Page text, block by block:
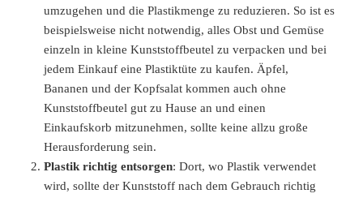
umzugehen und die Plastikmenge zu reduzieren. So ist es
beispielsweise nicht notwendig, alles Obst und Gemüse
einzeln in kleine Kunststoffbeutel zu verpacken und bei
jedem Einkauf eine Plastiktüte zu kaufen. Äpfel,
Bananen und der Kopfsalat kommen auch ohne
Kunststoffbeutel gut zu Hause an und einen
Einkaufskorb mitzunehmen, sollte keine allzu große
Herausforderung sein.
Plastik richtig entsorgen: Dort, wo Plastik verwendet
wird, sollte der Kunststoff nach dem Gebrauch richtig